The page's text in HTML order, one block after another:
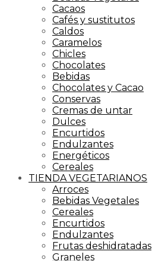
Cacaos
Cafés y sustitutos
Caldos
Caramelos
Chicles
Chocolates
Bebidas
Chocolates y Cacao
Conservas
Cremas de untar
Dulces
Encurtidos
Endulzantes
Energéticos
Cereales
TIENDA VEGETARIANOS
Arroces
Bebidas Vegetales
Cereales
Encurtidos
Endulzantes
Frutas deshidratadas
Graneles